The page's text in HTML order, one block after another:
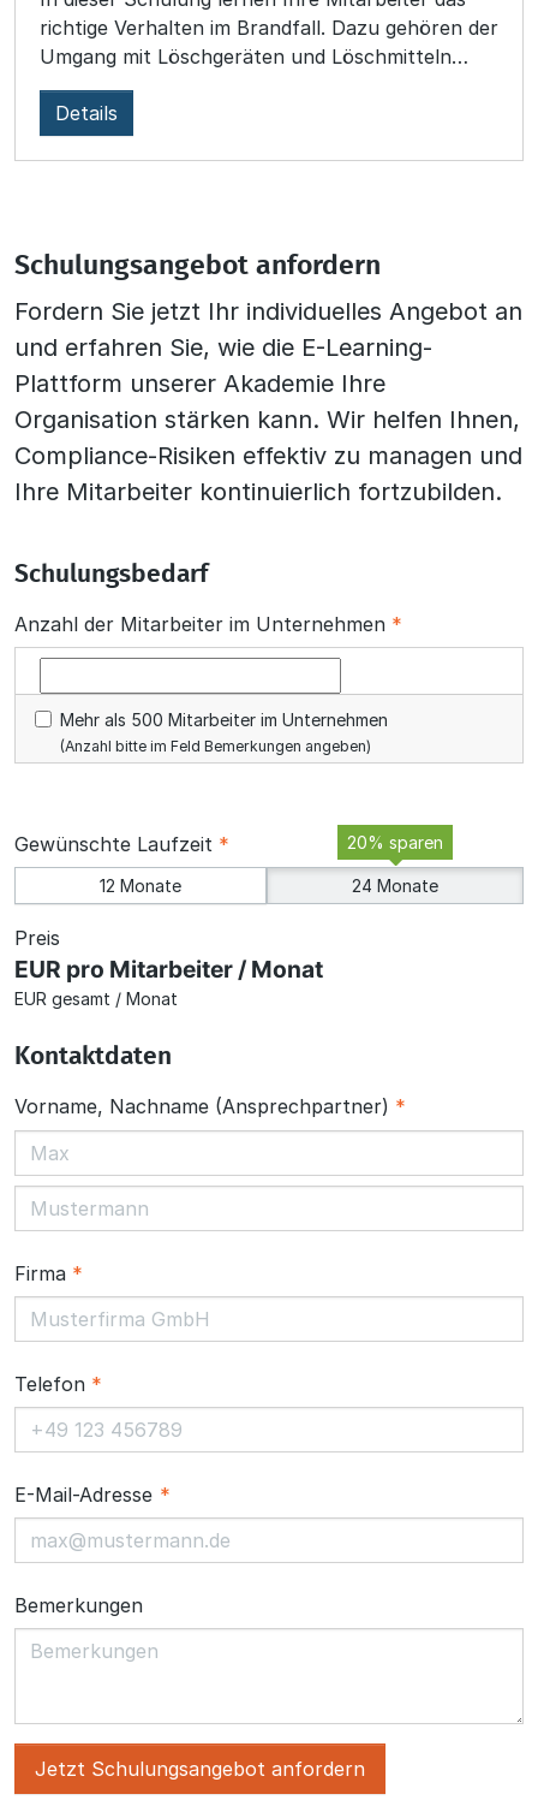
richtige Verhalten im Brandfall. Dazu gehören der
Umgang mit Löschgeräten und Löschmitteln
ebenso wie Maßnahmen zur Brandverhütung.
Innerhalb einer 3D-Umgebung werden alle
wichtigen Symbole, Schilder und
Mitarbeitern außerdem die Möglichkeit, ihr
Verhalten im Brandfall praxisnah auf die Probe
zu stellen. Dieses WBT richtet sich an alle
Arbeitskräfte in Unternehmen, öffentlichen
Betrieben sowie anderen Organisationen.
Details
Schulungsangebot anfordern
Fordern Sie jetzt Ihr individuelles Angebot an
und erfahren Sie, wie die E-Learning-
Plattform unserer Akademie Ihre
Organisation stärken kann. Wir helfen Ihnen,
Compliance-Risiken effektiv zu managen und
Ihre Mitarbeiter kontinuierlich fortzubilden.
Schulungsbedarf
Anzahl der Mitarbeiter im Unternehmen *
Mehr als 500 Mitarbeiter im Unternehmen
(Anzahl bitte im Feld Bemerkungen angeben)
Gewünschte Laufzeit *
12 Monate 24 Monate
Preis
EUR pro Mitarbeiter / Monat
EUR gesamt / Monat
Kontaktdaten
Vorname, Nachname (Ansprechpartner) *
Firma *
Telefon *
E-Mail-Adresse *
Bemerkungen
20% sparen